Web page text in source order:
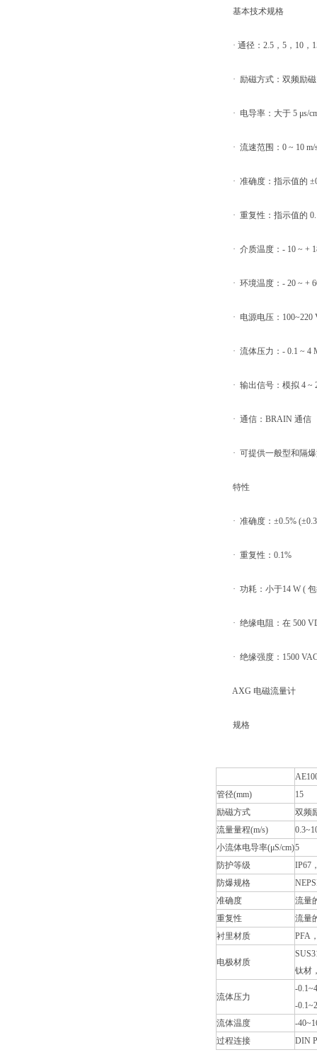
基本技术规格
· 通径：2.5，5，10，15
· 励磁方式：双频励磁
· 电导率：大于 5 μs/cm
· 流速范围：0 ~ 10 m/
· 准确度：指示值的
· 重复性：指示值的
· 介质温度：- 10 ~ +
· 环境温度：- 20 ~ +
· 电源电压：100~220
· 流体压力：- 0.1 ~ 4
· 输出信号：模拟 4 ~
· 通信：BRAIN 通信
· 可提供一般型和隔爆
特性
· 准确度：±0.5%
· 重复性：0.1%
· 功耗：小于14 W ( 包
· 绝缘电阻：在 500
· 绝缘强度：1500 VAC
AXG 电磁流量计
规格
管径(mm)
15
励磁方式
双频
流量量程(m/s)
小流体电导率(μS/cm)5
防护等级
IP67
防爆规格
准确度
流量
重复性
流量
衬里材质
PFA
电极材质
钛材
流体压力
-
-
流体温度
-
过程连接
DIN